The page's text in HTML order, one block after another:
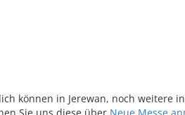
können in Jerewan, noch